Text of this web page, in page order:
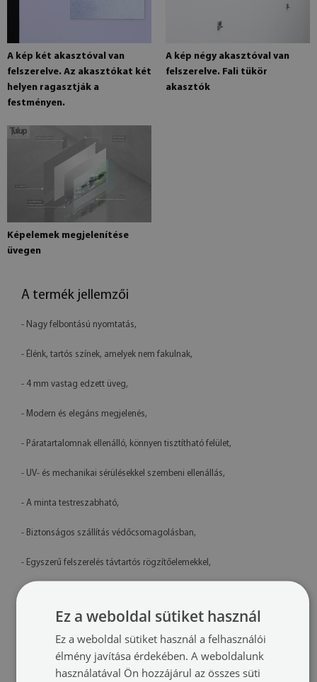
A kép két akasztóval van
felszerelve. Az akasztókat két
helyen ragasztják a
festményen.
A kép négy akasztóval van
felszerelve. Fali tükör
akasztók
Képelemek megjelenítése
üvegen
A termék jellemzői
- Nagy felbontású nyomtatás,
- Élénk, tartós színek, amelyek nem fakulnak,
- 4 mm vastag edzett üveg,
- Modern és elegáns megjelenés,
- Páratartalomnak ellenálló, könnyen tisztítható felület,
- UV- és mechanikai sérülésekkel szembeni ellenállás,
- A minta testreszabható,
- Biztonságos szállítás védőcsomagolásban,
- Egyszerű felszerelés távtartós rögzítőelemekkel,
Műszaki adatok
Méretek:100x50 cm, 125x50 cm, 120x60 cm, 140x70 cm
Ez a weboldal sütiket használ
Ez a weboldal sütiket használ a felhasználói
élmény javítása érdekében. A weboldalunk
használatával Ön hozzájárul az összes süti